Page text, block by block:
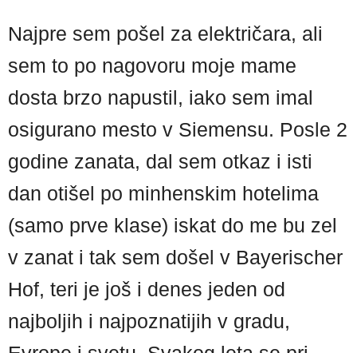
Najpre sem pošel za električara, ali
sem to po nagovoru moje mame
dosta brzo napustil, iako sem imal
osigurano mesto v Siemensu. Posle 2
godine zanata, dal sem otkaz i isti
dan otišel po minhenskim hotelima
(samo prve klase) iskat do me bu zel
v zanat i tak sem došel v Bayerischer
Hof, teri je još i denes jeden od
najboljih i najpoznatijih v gradu,